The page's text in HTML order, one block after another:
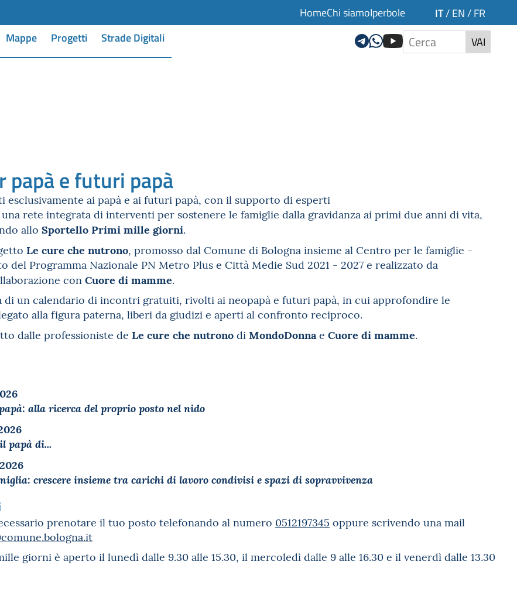
HomeChi siamoIperbole IT/ EN / FR
Mappe Progetti Strade Digitali VAI
papà e futuri papà
ai papà e ai futuri papà, con il supporto di esperti
rete integrata di interventi per sostenere le famiglie dalla gravidanza ai primi due anni di vita,
allo Sportello Primi mille giorni.
Le cure che nutrono, promosso dal Comune di Bologna insieme al Centro per le famiglie -
del Programma Nazionale PN Metro Plus e Città Medie Sud 2021 - 2027 e realizzato da
con Cuore di mamme.
di un calendario di incontri gratuiti, rivolti ai neopapà e futuri papà, in cui approfondire le
alla figura paterna, liberi da giudizi e aperti al confronto reciproco.
dalle professioniste de Le cure che nutrono di MondoDonna e Cuore di mamme.
alla ricerca del proprio posto nel nido
papà di...
crescere insieme tra carichi di lavoro condivisi e spazi di sopravvivenza
prenotare il tuo posto telefonando al numero 0512197345 oppure scrivendo una mail
giorni è aperto il lunedì dalle 9.30 alle 15.30, il mercoledì dalle 9 alle 16.30 e il venerdì dalle 13.30